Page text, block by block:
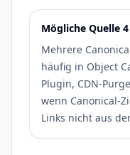
Mögliche Quelle 4
Mehrere
häufig in Object
Plugin, CDN-
wenn Canonical-
Links nicht aus